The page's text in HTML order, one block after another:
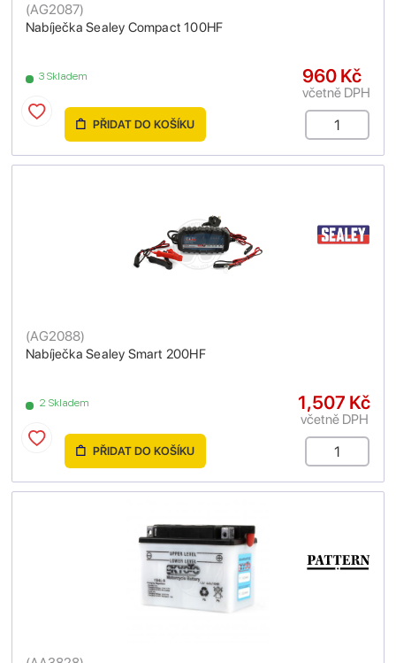
Nabíječka Sealey Compact 100HF
(AG2087)
3 Skladem 960 Kč
včetně DPH
PŘIDAT DO KOŠÍKU
Nabíječka Sealey Smart 200HF
(AG2088)
2 Skladem 1,507 Kč
včetně DPH
PŘIDAT DO KOŠÍKU